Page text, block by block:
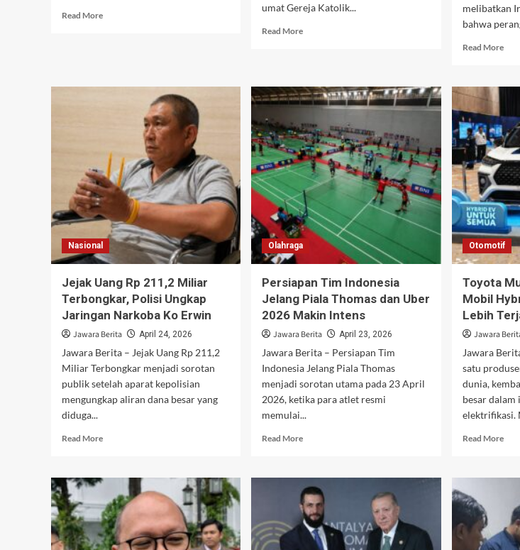
Read MoreRead
Bongkar
Fakta
Sebenarnya
umat Gereja Katolik...
Read MoreRead
Gereja
Rp
28
Miliar
oleh
BNI:
Tindakan
Tegas
dalam
Menjaga
Keamanan
Keuangan
melibatkan
bahwa
Read MoreRead
PBB
Iran
Bisa
30
Juta
ke
dan
Nasional
Jejak Uang Rp 211,2 Miliar
Terbongkar, Polisi Ungkap
Jaringan Narkoba Ko Erwin
Jawara Berita April 24, 2026
Jawara Berita – Jejak Uang Rp 211,2
Miliar Terbongkar menjadi sorotan
publik setelah aparat kepolisian
mengungkap aliran dana besar yang
diduga...
Read MoreRead
Jejak
Rp
211,2
Miliar
Terbongkar,
Olahraga
Persiapan Tim Indonesia
Jelang Piala Thomas dan Uber
2026 Makin Intens
Jawara Berita April 23, 2026
Jawara Berita – Persiapan Tim
Indonesia Jelang Piala Thomas
menjadi sorotan utama pada 23 April
2026, ketika para atlet resmi
memulai...
Read MoreRead
Persiapan
Tim
Indonesia
Jelang
Piala
Thomas
Otomotif
Toyota
Mobil
Lebih
Jawara
Jawara
satu
dunia,
besar
elektrifikasi.
Read MoreRead